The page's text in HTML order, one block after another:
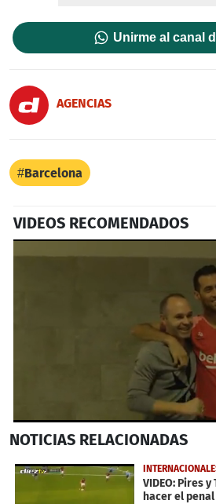
Unirme al canal
AGENCIAS
Barcelona
VIDEOS RECOMENDADOS
seconds
2
minutes,
NOTICIAS RELACIONADAS
VIDEO: Pires
hacer el